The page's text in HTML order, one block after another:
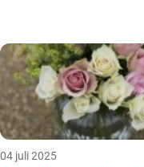
04 juli 2025